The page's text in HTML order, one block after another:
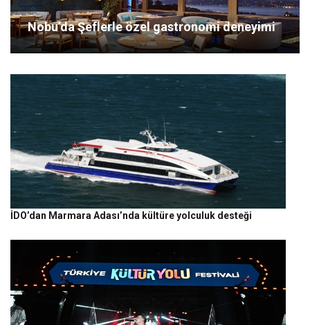
Nobu’da Şeflerle özel gastronomi deneyimi
İDO’dan Marmara Adası’nda kültüre yolculuk desteği